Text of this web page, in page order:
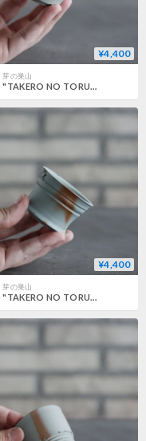
¥4,400
芽の巣山
"TAKERO NO TORUKO" (2号) no.802/144
¥4,400
芽の巣山
"TAKERO NO TORUKO" (2号) no.802/142